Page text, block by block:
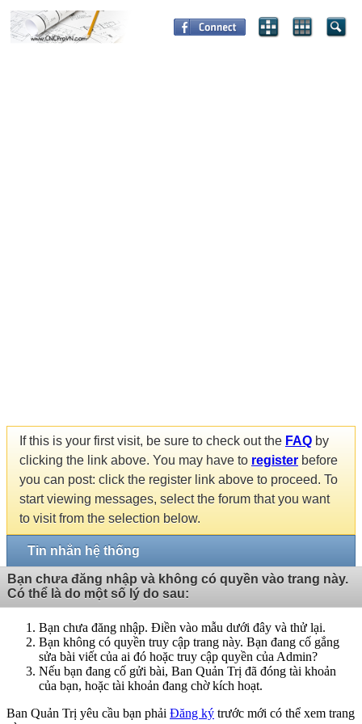
If this is your first visit, be sure to check out the FAQ by
clicking the link above. You may have to register before
you can post: click the register link above to proceed. To
start viewing messages, select the forum that you want
to visit from the selection below.
Tin nhắn hệ thống
Bạn chưa đăng nhập và không có quyền vào trang này.
Có thể là do một số lý do sau:
Bạn chưa đăng nhập. Điền vào mẫu dưới đây và thử lại.
Bạn không có quyền truy cập trang này. Bạn đang cố gắng
sửa bài viết của ai đó hoặc truy cập quyền của Admin?
Nếu bạn đang cố gửi bài, Ban Quản Trị đã đóng tài khoản
của bạn, hoặc tài khoản đang chờ kích hoạt.
Ban Quản Trị yêu cầu bạn phải Đăng ký trước mới có thể xem trang